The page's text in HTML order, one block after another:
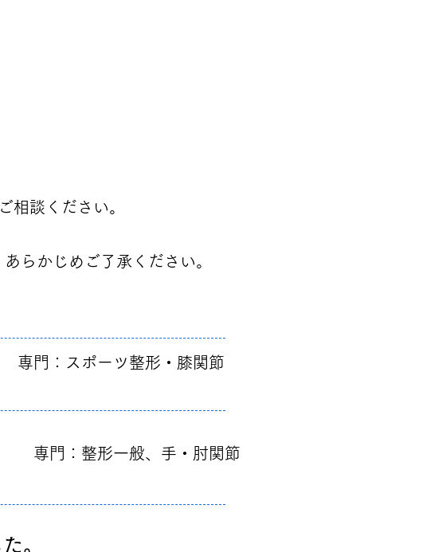
相談ください。
らかじめご了承ください。
スポーツ整形・膝関節
形一般、手・肘関節
。​​